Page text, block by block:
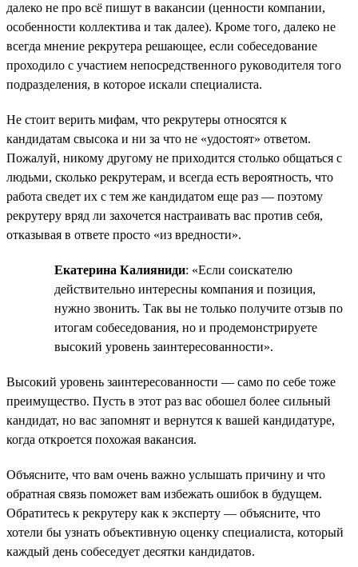
далеко не про всё пишут в вакансии (ценности компании,
особенности коллектива и так далее). Кроме того, далеко не
всегда мнение рекрутера решающее, если собеседование
проходило с участием непосредственного руководителя того
подразделения, в которое искали специалиста.
Не стоит верить мифам, что рекрутеры относятся к
кандидатам свысока и ни за что не «удостоят» ответом.
Пожалуй, никому другому не приходится столько общаться с
людьми, сколько рекрутерам, и всегда есть вероятность, что
работа сведет их с тем же кандидатом еще раз — поэтому
рекрутеру вряд ли захочется настраивать вас против себя,
отказывая в ответе просто «из вредности».
Екатерина Калияниди: «Если соискателю
действительно интересны компания и позиция,
нужно звонить. Так вы не только получите отзыв по
итогам собеседования, но и продемонстрируете
высокий уровень заинтересованности».
Высокий уровень заинтересованности — само по себе тоже
преимущество. Пусть в этот раз вас обошел более сильный
кандидат, но вас запомнят и вернутся к вашей кандидатуре,
когда откроется похожая вакансия.
Объясните, что вам очень важно услышать причину и что
обратная связь поможет вам избежать ошибок в будущем.
Обратитесь к рекрутеру как к эксперту — объясните, что
хотели бы узнать объективную оценку специалиста, который
каждый день собеседует десятки кандидатов.